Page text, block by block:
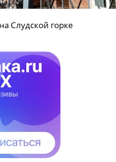
Слудской горке